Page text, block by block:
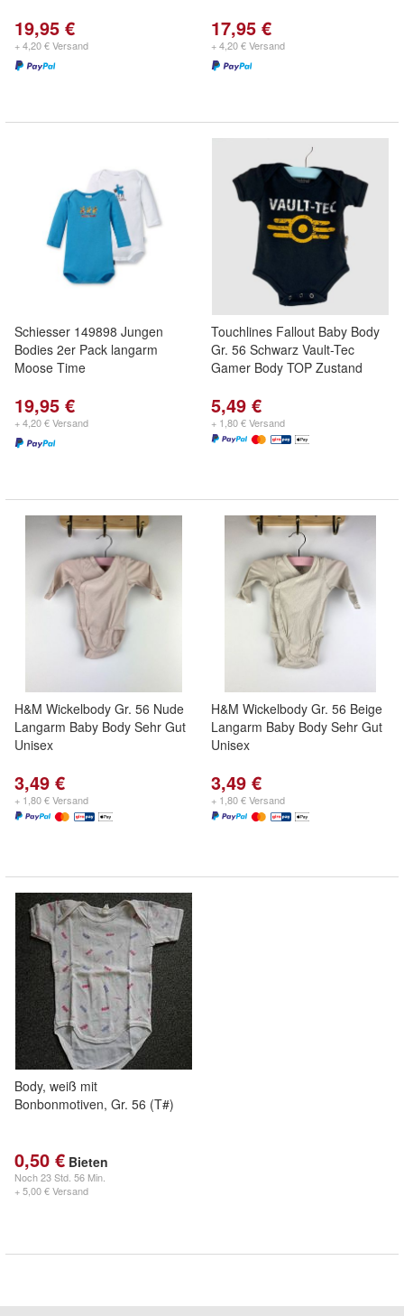
19,95 €
+ 4,20 € Versand
17,95 €
+ 4,20 € Versand
Schiesser 149898 Jungen
Bodies 2er Pack langarm
Moose Time
19,95 €
+ 4,20 € Versand
Touchlines Fallout Baby Body
Gr. 56 Schwarz Vault-Tec
Gamer Body TOP Zustand
5,49 €
+ 1,80 € Versand
H&M Wickelbody Gr. 56 Nude
Langarm Baby Body Sehr Gut
Unisex
3,49 €
+ 1,80 € Versand
H&M Wickelbody Gr. 56 Beige
Langarm Baby Body Sehr Gut
Unisex
3,49 €
+ 1,80 € Versand
Body, weiß mit
Bonbonmotiven, Gr. 56 (T#)
0,50 € Bieten
Noch23 Std. 56 Min.
+ 5,00 € Versand